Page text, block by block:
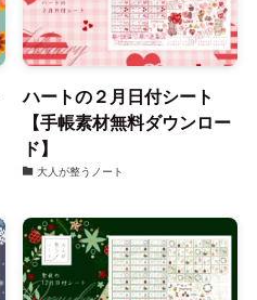
ハートの２月日付シート
【手帳素材無料ダウンロー
ド】
大人が整うノート